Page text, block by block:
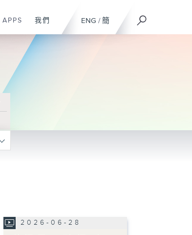
ENG / 簡
APPS 我們
2026-06-28